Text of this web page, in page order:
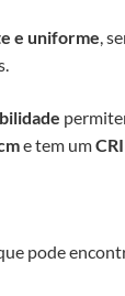
e uniforme,
e tem um
pode